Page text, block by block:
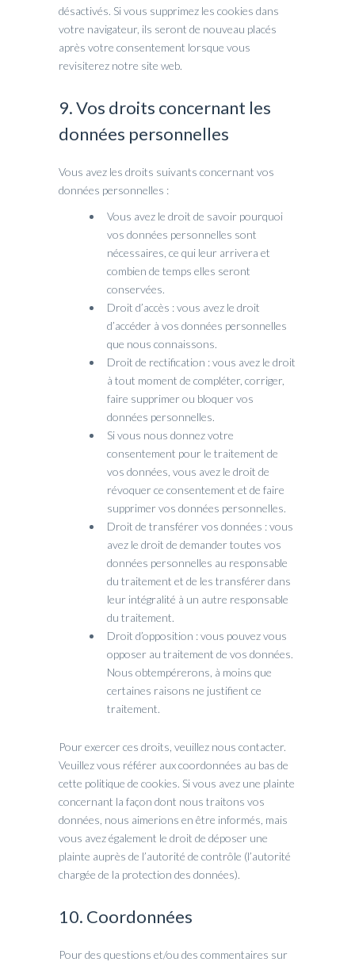
désactivés. Si vous supprimez les cookies dans
votre navigateur, ils seront de nouveau placés
après votre consentement lorsque vous
revisiterez notre site web.
9. Vos droits concernant les
données personnelles
Vous avez les droits suivants concernant vos
données personnelles :
Vous avez le droit de savoir pourquoi
vos données personnelles sont
nécessaires, ce qui leur arrivera et
combien de temps elles seront
conservées.
Droit d’accès : vous avez le droit
d’accéder à vos données personnelles
que nous connaissons.
Droit de rectification : vous avez le droit
à tout moment de compléter, corriger,
faire supprimer ou bloquer vos
données personnelles.
Si vous nous donnez votre
consentement pour le traitement de
vos données, vous avez le droit de
révoquer ce consentement et de faire
supprimer vos données personnelles.
Droit de transférer vos données : vous
avez le droit de demander toutes vos
données personnelles au responsable
du traitement et de les transférer dans
leur intégralité à un autre responsable
du traitement.
Droit d’opposition : vous pouvez vous
opposer au traitement de vos données.
Nous obtempérerons, à moins que
certaines raisons ne justifient ce
traitement.
Pour exercer ces droits, veuillez nous contacter.
Veuillez vous référer aux coordonnées au bas de
cette politique de cookies. Si vous avez une plainte
concernant la façon dont nous traitons vos
données, nous aimerions en être informés, mais
vous avez également le droit de déposer une
plainte auprès de l’autorité de contrôle (l’autorité
chargée de la protection des données).
10. Coordonnées
Pour des questions et/ou des commentaires sur